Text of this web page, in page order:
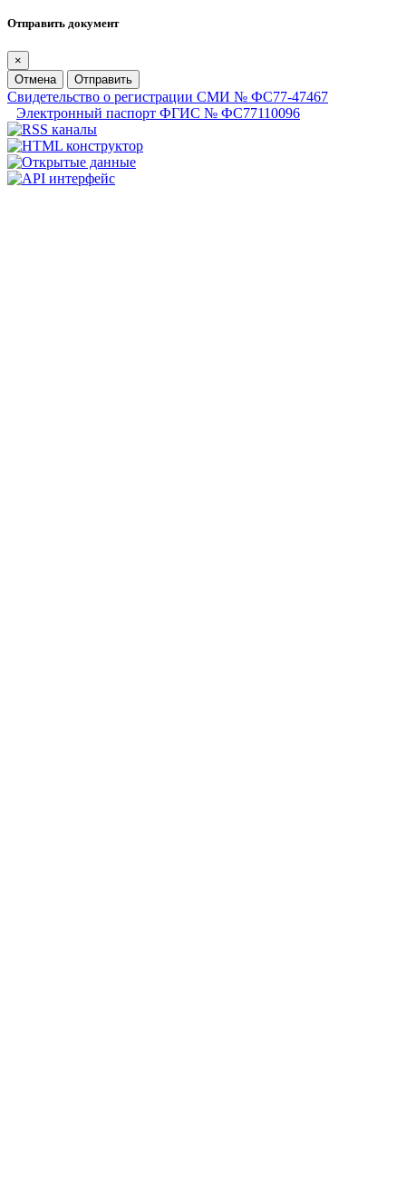
Отправить документ
×
Отмена
Отправить
Свидетельство о регистрации СМИ № ФС77-47467
Электронный паспорт ФГИС № ФС77110096